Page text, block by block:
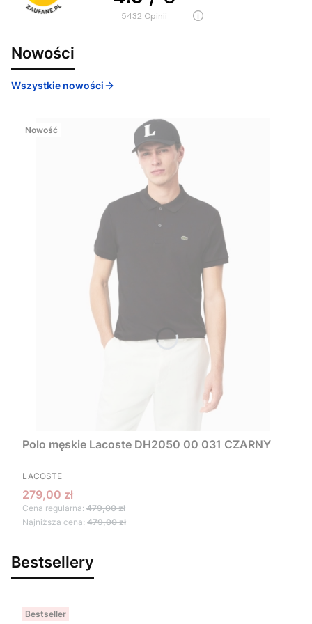
5432 opinii
Nowości
Wszystkie nowości
Nowość
Polo męskie Lacoste DH2050 00 031 CZARNY
PRODUCENT
LACOSTE
Cena promocyjna
279,00 zł
Cena regularna: 479,00 zł
Najniższa cena: 479,00 zł
Bestsellery
Bestseller